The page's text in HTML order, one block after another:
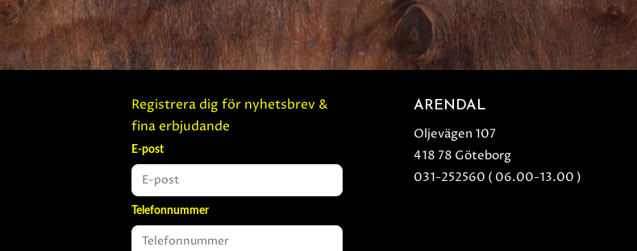
Registrera dig för nyhetsbrev &
fina erbjudande
E-post
Telefonnummer
ARENDAL
Oljevägen 107
418 78 Göteborg
031-252560 ( 06.00-13.00 )